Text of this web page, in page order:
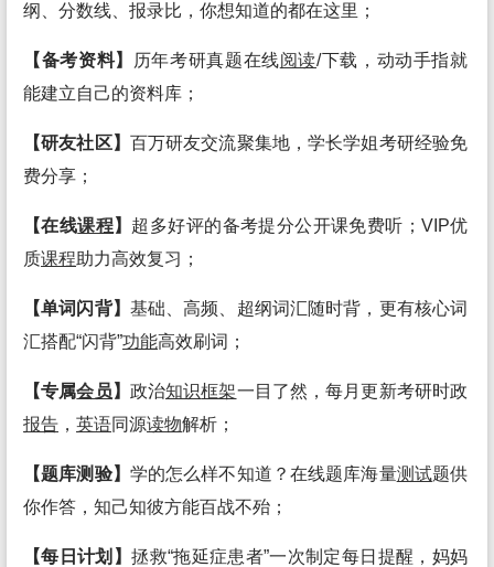
纲、分数线、报录比，你想知道的都在这里；
【备考资料】 历年考研真题在线阅读/下载，动动手指就
能建立自己的资料库；
【研友社区】 百万研友交流聚集地，学长学姐考研经验免
费分享；
【在线课程】 超多好评的备考提分公开课免费听；VIP优
质课程助力高效复习；
【单词闪背】 基础、高频、超纲词汇随时背，更有核心词
汇搭配“闪背”功能高效刷词；
【专属会员 】 政治知识框架一目了然，每月更新考研时政
报告 ， 英语同源读物解析；
【题库测验】 学的怎么样不知道？在线题库海量测试题供
你作答，知己知彼方能百战不殆；
【每日计划】拯救“拖延症患者”一次制定每日提醒，妈妈